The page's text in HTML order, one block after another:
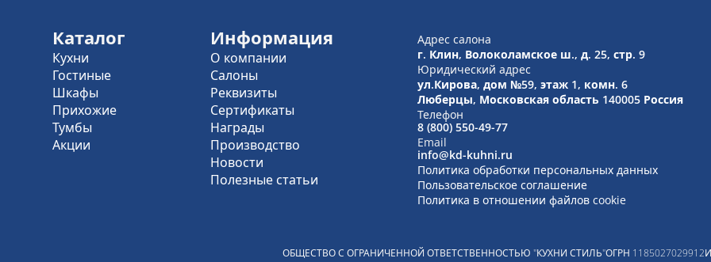
Каталог
Кухни
Гостиные
Шкафы
Прихожие
Тумбы
Акции
Информация
О компании
Салоны
Реквизиты
Сертификаты
Награды
Производство
Новости
Полезные статьи
Адрес салона
г. Клин, Волоколамское ш., д. 25, стр. 9
Юридический адрес
ул.Кирова, дом №59, этаж 1, комн. 6
Люберцы, Московская область 140005 Россия
Телефон
8 (800) 550-49-77
Email
info@kd-kuhni.ru
Политика обработки персональных данных
Пользовательское соглашение
Политика в отношении файлов cookie
ОБЩЕСТВО С ОГРАНИЧЕННОЙ ОТВЕТСТВЕННОСТЬЮ "КУХНИ СТИЛЬ"ОГРН 1185027029912